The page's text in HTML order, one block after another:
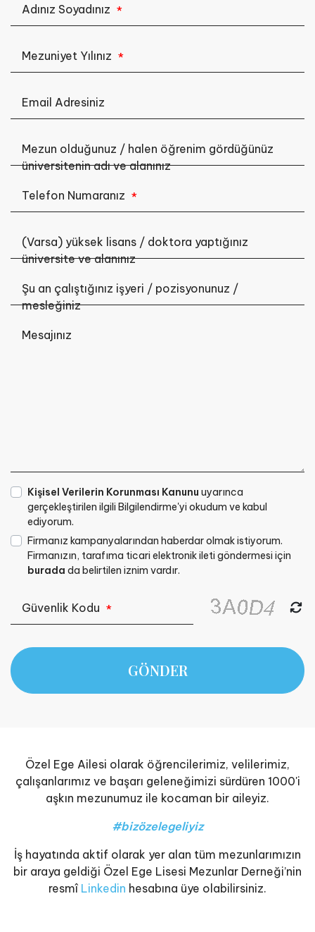
Adınız Soyadınız *
Mezuniyet Yılınız *
Email Adresiniz
Mezun olduğunuz / halen öğrenim gördüğünüz
üniversitenin adı ve alanınız
Telefon Numaranız *
(Varsa) yüksek lisans / doktora yaptığınız
üniversite ve alanınız
Şu an çalıştığınız işyeri / pozisyonunuz /
mesleğiniz
Mesajınız
Kişisel Verilerin Korunması Kanunu uyarınca
gerçekleştirilen ilgili Bilgilendirme'yi okudum ve kabul
ediyorum.
Firmanız kampanyalarından haberdar olmak istiyorum.
Firmanızın, tarafıma ticari elektronik ileti göndermesi için
burada da belirtilen iznim vardır.
Güvenlik Kodu *
GÖNDER
Özel Ege Ailesi olarak öğrencilerimiz, velilerimiz,
çalışanlarımız ve başarı geleneğimizi sürdüren 1000'i
aşkın mezunumuz ile kocaman bir aileyiz.
#bizözelegeliyiz
İş hayatında aktif olarak yer alan tüm mezunlarımızın
bir araya geldiği Özel Ege Lisesi Mezunlar Derneği’nin
resmî Linkedin hesabına üye olabilirsiniz.